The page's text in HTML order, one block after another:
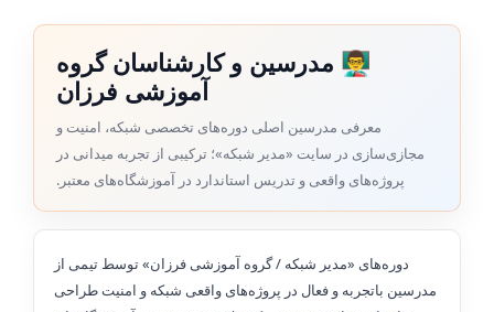
👨‍🏫 مدرسین و کارشناسان گروه
آموزشی فرزان
معرفی مدرسین اصلی دوره‌های تخصصی شبکه، امنیت و
مجازی‌سازی در سایت «مدیر شبکه»؛ ترکیبی از تجربه میدانی در
پروژه‌های واقعی و تدریس استاندارد در آموزشگاه‌های معتبر.
دوره‌های «مدیر شبکه / گروه آموزشی فرزان» توسط تیمی از
مدرسین باتجربه و فعال در پروژه‌های واقعی شبکه و امنیت طراحی